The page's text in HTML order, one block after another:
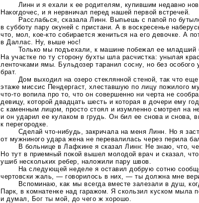
Линн и я ехали к ее родителям, купившим недавно
Накогдочес, и я нервничал перед нашей первой встречей.
Расслабься, сказала Линн. Выпьешь с папой по
в субботу пару окуней с пристани. А в воскресенье
что, мол,кое-кто собирается жениться на его девочке. А
в Даллас. Ну, выше нос!
Только мы подъехали, к машине побежал ее младший
На участке по ту сторону бухты шла расчистка: унылая
ленточками ямы. Бульдозер таранил сосну, но без
брат.
Дом выходил на озеро стеклянной стеной, так что
этаже миссис Пендергаст, хлеставшую по лицу пожилого
что-то вопила про то, что он совершенно ни черта не
девицу, которой двадцать шесть и которая в дочери ему
с каменным лицом, просто стоял и изумленно смотрел на
и он ударил ее кулаком в грудь. Он бил ее снова и снова,
к перегородке.
Сделайчто-нибудь , закричала на меня Линн. Но я
от мужниного удара жена не перевалилась через перила
В больнице в Лафкине я сказал Линн: Не знаю, что,
Но тут в приемный покой вышел молодой врач и сказал,
ушиб нескольких ребер, наложили пару швов.
На следующей неделе я оставил добрую сотню
чертовски жаль, — говорилось в них, — ты должна мне
Вспоминаю, как мы всегда вместе залезали в душ,
Парк, в комнатенке над гаражом. Я скользил куском мыла
и думал, Бог ты мой, до чего ж хорошо.